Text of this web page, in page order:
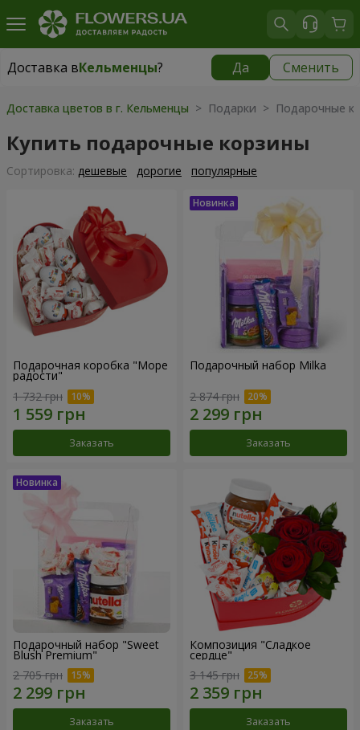
Доставка вКельменцы? Да Сменить
Доставка вКельменцы|
Доставка цветов в г. Кельменцы > Подарки > Подарочные
Купить подарочные корзины
Cортировка: дешевые дорогие популярные
Подарочная коробка "Море
радости"
1 732 грн
Заказать
Подарочный набор Milka
2 874 грн
Заказать
Подарочный набор "Sweet
Blush Premium"
2 705 грн
Заказать
Композиция "Сладкое
сердце"
3 145 грн
Заказать